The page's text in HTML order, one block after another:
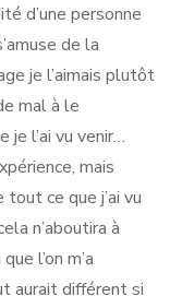
d’une personne
de la
je l’aimais plutôt
mal à le
je l’ai vu venir…
mais
ce que j’ai vu
n’aboutira à
l’on m’a
aurait différent si